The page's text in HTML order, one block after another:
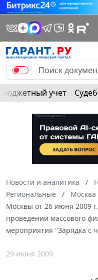
Бюджетный учет
Новости и аналитика
Региональные
Москва
Москвы от 26 июня 2009
проведении массового
мероприятия "Зарядка с
29 июня 2009